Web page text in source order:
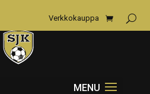
Verkkokauppa